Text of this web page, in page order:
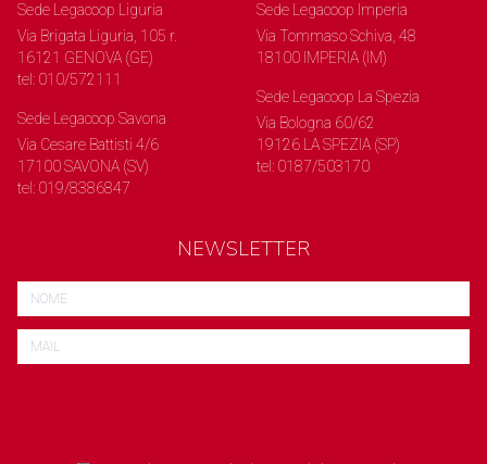
Sede Legacoop Liguria
Via Brigata Liguria, 105 r.
16121 GENOVA (GE)
tel: 010/572111
Sede Legacoop Savona
Via Cesare Battisti 4/6
17100 SAVONA (SV)
tel: 019/8386847
Sede Legacoop Imperia
Via Tommaso Schiva, 48
18100 IMPERIA (IM)
Sede Legacoop La Spezia
Via Bologna 60/62
19126 LA SPEZIA (SP)
tel: 0187/503170
NEWSLETTER